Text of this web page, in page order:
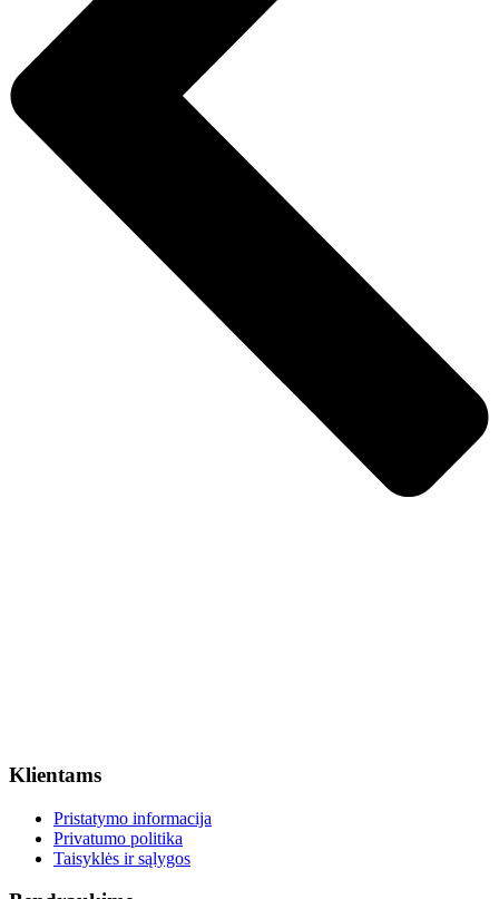
Klientams
Pristatymo informacija
Privatumo politika
Taisyklės ir sąlygos